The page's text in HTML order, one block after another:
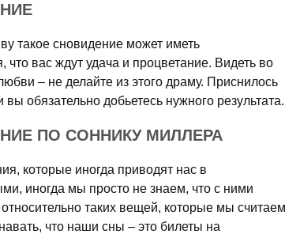
такое сновидение может иметь
вас ждут удача и процветание. Видеть во
– не делайте из этого драму. Приснилось
обязательно добьетесь нужного результата.
ПО СОННИКУ МИЛЛЕРА
которые иногда приводят нас в
иногда мы просто не знаем, что с ними
таких вещей, которые мы считаем
что наши сны – это билеты на